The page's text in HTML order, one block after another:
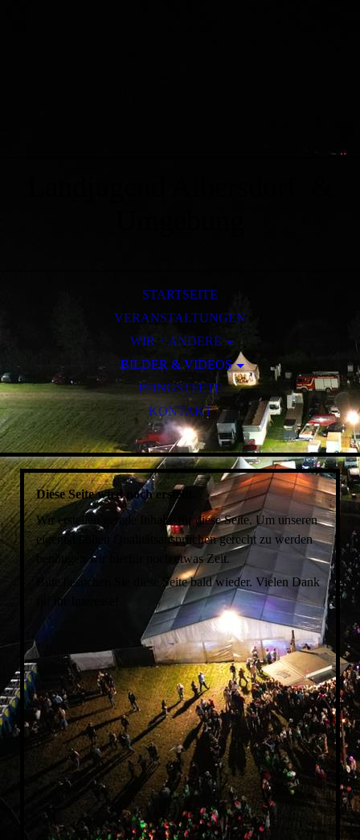
STARTSEITE
VERANSTALTUNGEN
WIR + ANDERE
PARTNER-LAJU DURBACH
BILDER & VIDEOS
2025
2024
2023
2022
2021
2020
2019
2018
2017
2016
2015
2014
2013
2012
2011
2010
2009
2008
2007
2006
PFINGSTFETE
KONTAKT
Diese Seite wird noch erstellt.
Wir erstellen gerade Inhalte für diese Seite. Um unseren
eigenen hohen Qualitätsansprüchen gerecht zu werden
benötigen wir hierfür noch etwas Zeit.
Bitte besuchen Sie diese Seite bald wieder. Vielen Dank
für ihr Interesse!